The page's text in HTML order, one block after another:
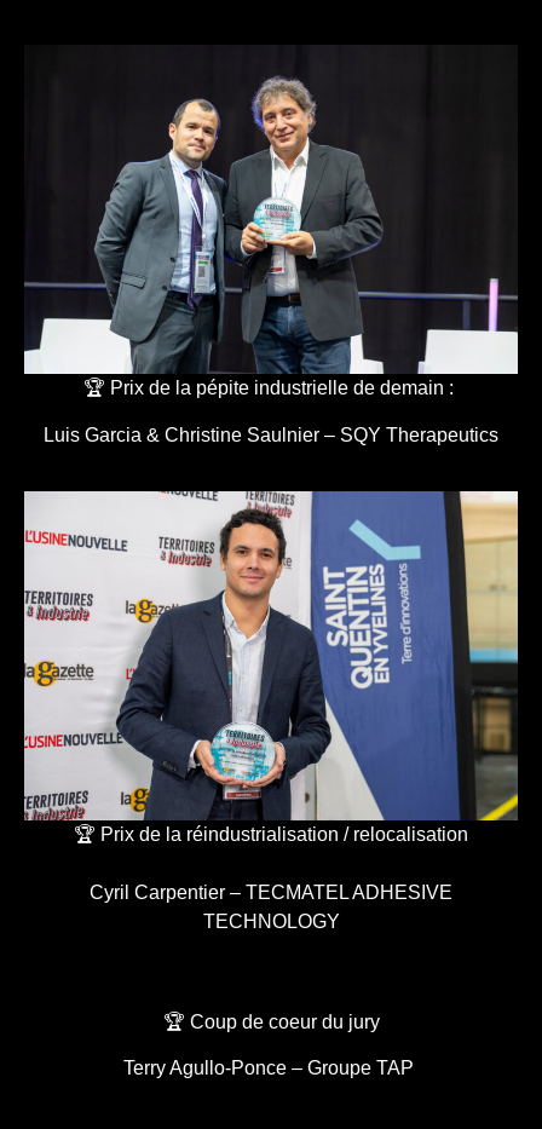
🏆 Prix de la pépite industrielle de demain :
Luis Garcia & Christine Saulnier – SQY Therapeutics
🏆 Prix de la réindustrialisation / relocalisation
Cyril Carpentier – TECMATEL ADHESIVE
TECHNOLOGY
🏆 Coup de coeur du jury
Terry Agullo-Ponce – Groupe TAP